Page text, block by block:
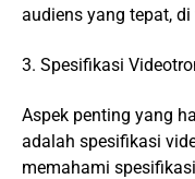
audiens yang tepat,
3. Spesifikasi
Aspek penting yang
adalah spesifikasi
memahami